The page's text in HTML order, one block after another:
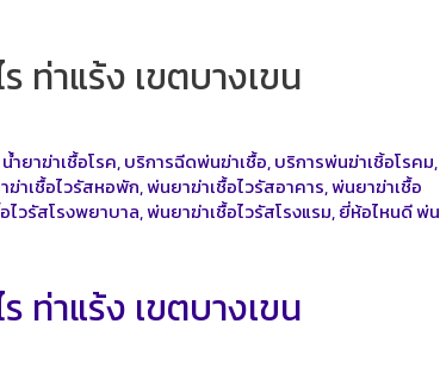
ท่าแร้ง เขตบางเขน
น้ำยาฆ่าเชื้อโรค,บริการฉีดพ่นฆ่าเชื้อ,บริการพ่นฆ่าเชิ้อโรคม,
ฆ่าเชื้อไวรัสหอพัก,พ่นยาฆ่าเชื้อไวรัสอาคาร,พ่นยาฆ่าเชื้อ
ไวรัสโรงพยาบาล,พ่นยาฆ่าเชื้อไวรัสโรงแรม,ยี่ห้อไหนดี พ่น
ท่าแร้ง เขตบางเขน